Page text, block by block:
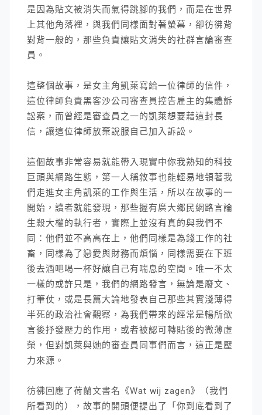
是因為貼文被消失而氣得跳腳的我們，而是在世界
上其他角落裡，與我們同樣面對著螢幕，卻彷彿背
對背一般的，那些負責讓貼文消失的社群言論審查
員。
這整個故事，是女主角凱萊寫給一位律師的信件，
這位律師負責黑客沙公司審查員控告雇主的集體訴
訟案，而曾經是審查員之一的凱萊想要藉這封長
信，讓這位律師放棄說服自己加入訴訟。
這個故事非常容易就能帶入現實中你我熟知的科技
巨頭與網路生態，第一人稱敘事也能輕易地領著我
們走進女主角凱萊的工作與生活，所以在故事的一
開始，讀者就能發現，那些握有廣大鄉民網路言論
生殺大權的執行者，實際上並沒有真的與我們不
同：他們並不高高在上，他們同樣是為錢工作的社
畜，同樣為了戀愛與財務而煩惱，同樣需要在下班
後去酒吧喝一杯好讓自己有喘息的空間。唯一不太
一樣的或許只是，我們的網路發言，無論是廢文、
打筆仗，或是長篇大論地發表自己那些其實淺薄得
半死的政治社會觀察，為我們帶來的經常是暢所欲
言後抒發壓力的作用，或者被認可轉貼後的微薄虛
榮，但對凱萊與她的審查員同事們而言，這正是壓
力來源。
彷彿回應了荷蘭文書名《Wat wij zagen》（我們
所看到的），故事的開頭便提出了「你到底看到了